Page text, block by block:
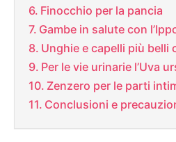
Finocchio per la pancia
Gambe in salute con
Unghie e capelli più belli
Per le vie urinarie l’Uva
Zenzero per le parti
Conclusioni e